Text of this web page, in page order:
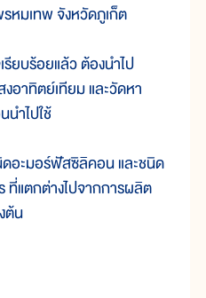
หมเทพ จังหวัดภูเก็ต
รียบร้อยแล้ว ต้องนำไป
อาทิตย์เทียม และวัดหา
ำไปใช้
อะมอร์ฟัสซิลิคอน และชนิด
ที่แตกต่างไปจากการผลิต
ต้น